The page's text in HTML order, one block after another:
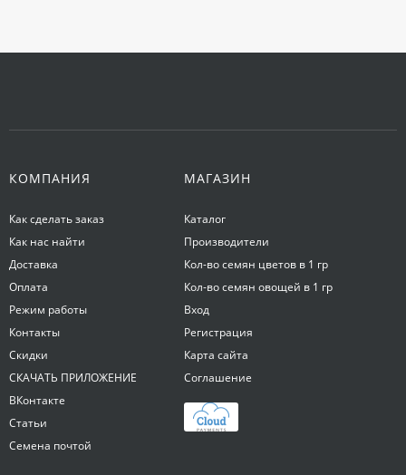
КОМПАНИЯ
Как сделать заказ
Как нас найти
Доставка
Оплата
Режим работы
Контакты
Скидки
СКАЧАТЬ ПРИЛОЖЕНИЕ
ВКонтакте
Статьи
Семена почтой
МАГАЗИН
Каталог
Производители
Кол-во семян цветов в 1 гр
Кол-во семян овощей в 1 гр
Вход
Регистрация
Карта сайта
Соглашение